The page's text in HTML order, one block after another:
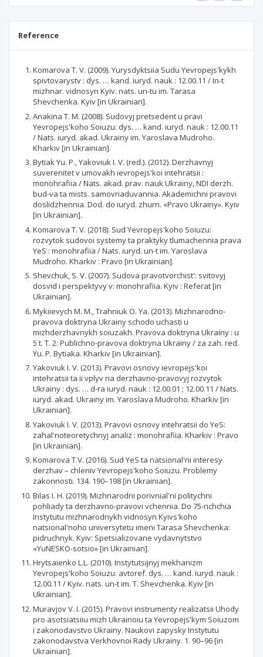
Reference
Komarova T. V. (2009). Yurysdyktsiia Sudu Yevropejs'kykh
spivtovarystv : dys. … kand. iuryd. nauk : 12.00.11 / In-t
mizhnar. vidnosyn Kyiv. nats. un-tu im. Tarasa
Shevchenka. Kyiv [in Ukrainian].
Anakina T. M. (2008). Sudovyj pretsedent u pravi
Yevropejs'koho Soiuzu: dys. … kand. iuryd. nauk : 12.00.11
/ Nats. iuryd. akad. Ukrainy im. Yaroslava Mudroho.
Kharkiv [in Ukrainian].
Bytiak Yu. P., Yakoviuk I. V. (red.). (2012). Derzhavnyj
suverenitet v umovakh ievropejs'koi intehratsii :
monohrafiia / Nats. akad. prav. nauk Ukrainy, NDI derzh.
bud-va ta mists. samovriaduvannia. Akademichni pravovi
doslidzhennia. Dod. do iuryd. zhurn. «Pravo Ukrainy». Kyiv
[in Ukrainian].
Komarova T. V. (2018). Sud Yevropejs'koho Soiuzu:
rozvytok sudovoi systemy ta praktyky tlumachennia prava
YeS : monohrafiia / Nats. iuryd. un-t im. Yaroslava
Mudroho. Kharkiv : Pravo [in Ukrainian].
Shevchuk, S. V. (2007). Sudova pravotvorchist': svitovyj
dosvid i perspektyvy v: monohrafiia. Kyiv : Referat [in
Ukrainian].
Mykiievych M. M., Trahniuk O. Ya. (2013). Mizhnarodno-
pravova doktryna Ukrainy schodo uchasti u
mizhderzhavnykh soiuzakh. Pravova doktryna Ukrainy : u
5 t. T. 2: Publichno-pravova doktryna Ukrainy / za zah. red.
Yu. P. Bytiaka. Kharkiv [in Ukrainian].
Yakoviuk I. V. (2013). Pravovi osnovy ievropejs'koi
intehratsii ta ii vplyv na derzhavno-pravovyj rozvytok
Ukrainy : dys. … d-ra iuryd. nauk : 12.00.01 ; 12.00.11 / Nats.
iuryd. akad. Ukrainy im. Yaroslava Mudroho. Kharkiv [in
Ukrainian].
Yakoviuk I. V. (2013). Pravovi osnovy intehratsii do YeS:
zahal'noteoretychnyj analiz : monohrafiia. Kharkiv : Pravo
[in Ukrainian].
Komarova T.V. (2016). Sud YeS ta natsional'ni interesy
derzhav – chleniv Yevropejs'koho Soiuzu. Problemy
zakonnosti. 134. 190–198 [in Ukrainian].
Bilas I. H. (2019). Mizhnarodni porivnial'ni politychni
pohliady ta derzhavno-pravovi vchennia. Do 75-richchia
Instytutu mizhnarodnykh vidnosyn Kyivs'koho
natsional'noho universytetu imeni Tarasa Shevchenka:
pidruchnyk. Kyiv: Spetsializovane vydavnytstvo
«YuNESKO-sotsio» [in Ukrainian].
Hrytsaienko L.L. (2010). Instytutsijnyj mekhanizm
Yevropejs'koho Soiuzu: avtoref. dys. … kand. iuryd. nauk :
12.00.11 / Kyiv. nats. un-t im. T. Shevchenka. Kyiv [in
Ukrainian].
Muravjov V. I. (2015). Pravovi instrumenty realizatsii Uhody
pro asotsiatsiiu mizh Ukrainoiu ta Yevropejs'kym Soiuzom
i zakonodavstvo Ukrainy. Naukovi zapysky Instytutu
zakonodavstva Verkhovnoi Rady Ukrainy. 1. 90–96 [in
Ukrainian].